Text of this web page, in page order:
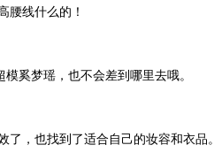
腰线什么的！
奚梦瑶，也不会差到哪里去哦。
了，也找到了适合自己的妆容和衣品。